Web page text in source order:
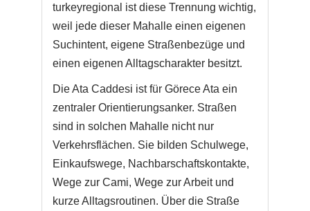
turkeyregional ist diese Trennung wichtig,
weil jede dieser Mahalle einen eigenen
Suchintent, eigene Straßenbezüge und
einen eigenen Alltagscharakter besitzt.
Die Ata Caddesi ist für Görece Ata ein
zentraler Orientierungsanker. Straßen
sind in solchen Mahalle nicht nur
Verkehrsflächen. Sie bilden Schulwege,
Einkaufswege, Nachbarschaftskontakte,
Wege zur Cami, Wege zur Arbeit und
kurze Alltagsroutinen. Über die Straße